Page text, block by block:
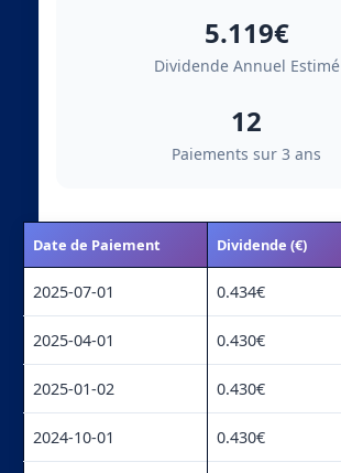
5.119€
Dividende Annuel Estimé
12
Paiements sur 3 ans
Date de Paiement Dividende (€)
2025-07-01 0.434€
2025-04-01 0.430€
2025-01-02 0.430€
2024-10-01 0.430€